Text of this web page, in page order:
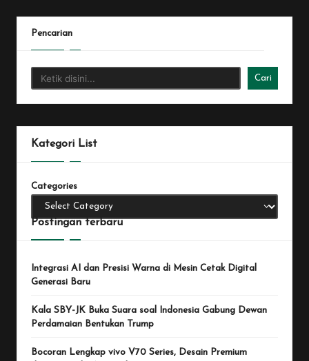
Pencarian
Cari
Kategori List
Categories
Postingan terbaru
Integrasi AI dan Presisi Warna di Mesin Cetak Digital
Generasi Baru
Kala SBY-JK Buka Suara soal Indonesia Gabung Dewan
Perdamaian Bentukan Trump
Bocoran Lengkap vivo V70 Series, Desain Premium